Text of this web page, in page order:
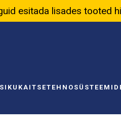
esitada lisades tooted
TEHNOSÜSTEEMID